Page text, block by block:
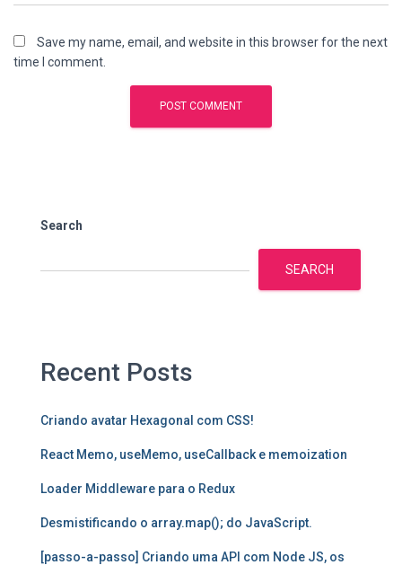
Save my name, email, and website in this browser for the next
time I comment.
Search
SEARCH
Recent Posts
Criando avatar Hexagonal com CSS!
React Memo, useMemo, useCallback e memoization
Loader Middleware para o Redux
Desmistificando o array.map(); do JavaScript.
[passo-a-passo] Criando uma API com Node JS, os